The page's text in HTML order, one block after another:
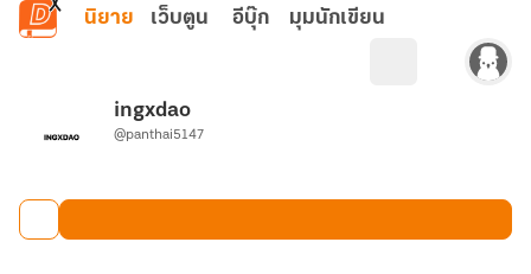
ข้ามไปยังเนื้อหาหลัก
นิยาย เว็บตูน อีบุ๊ก มุมนักเขียน
ingxdao
@panthai5147